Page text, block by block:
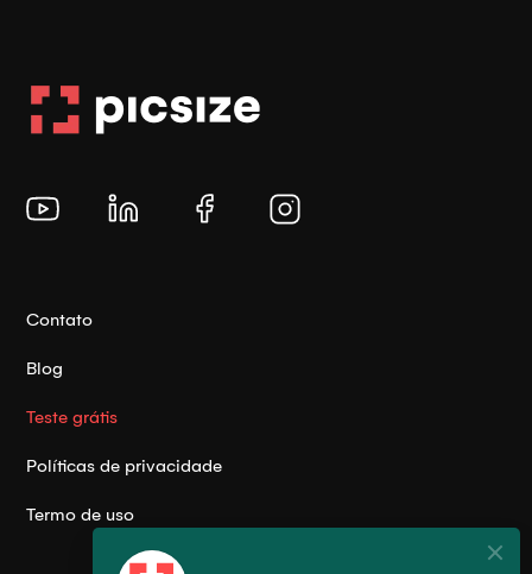
Contato
Blog
Teste grátis
Políticas de privacidade
Termo de uso